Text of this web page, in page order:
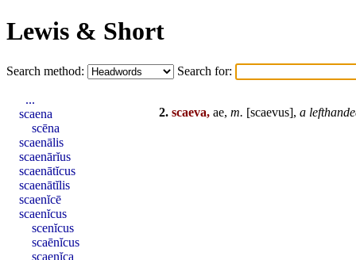
Lewis & Short
Search method: Search for:
2. scaeva, ae, m. [scaevus], a
...
scaena
scēna
scaenālis
scaenārĭus
scaenātĭcus
scaenātĭlis
scaenĭcē
scaenĭcus
scenĭcus
scaēnĭcus
scaenĭca